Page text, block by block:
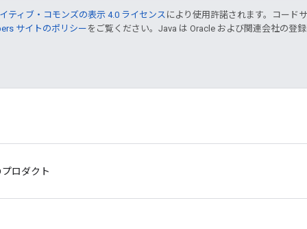
ティブ・コモンズの表示 4.0 ライセンス により使用許諾されます。コード
サイトのポリシー をご覧ください。Java は Oracle および関連会社の登録
ロダクト